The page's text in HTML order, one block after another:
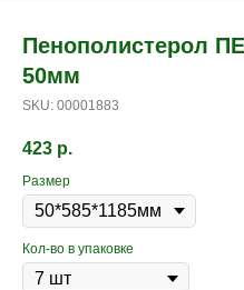
Пенополистерол
50мм
SKU: 00001883
423 р.
Размер
Кол-во в упаковке